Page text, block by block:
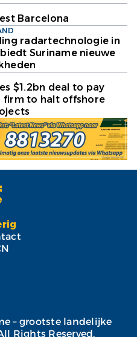
Barcelona
radartechnologie in
Suriname nieuwe
$1.2bn deal to pay
firm to halt offshore
– grootste landelijke
Rights Reserved.